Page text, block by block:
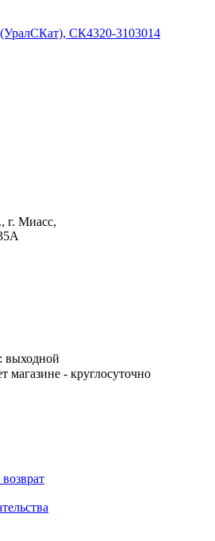
СК4320-3103014
г. Миасс,
выходной
магазине - круглосуточно